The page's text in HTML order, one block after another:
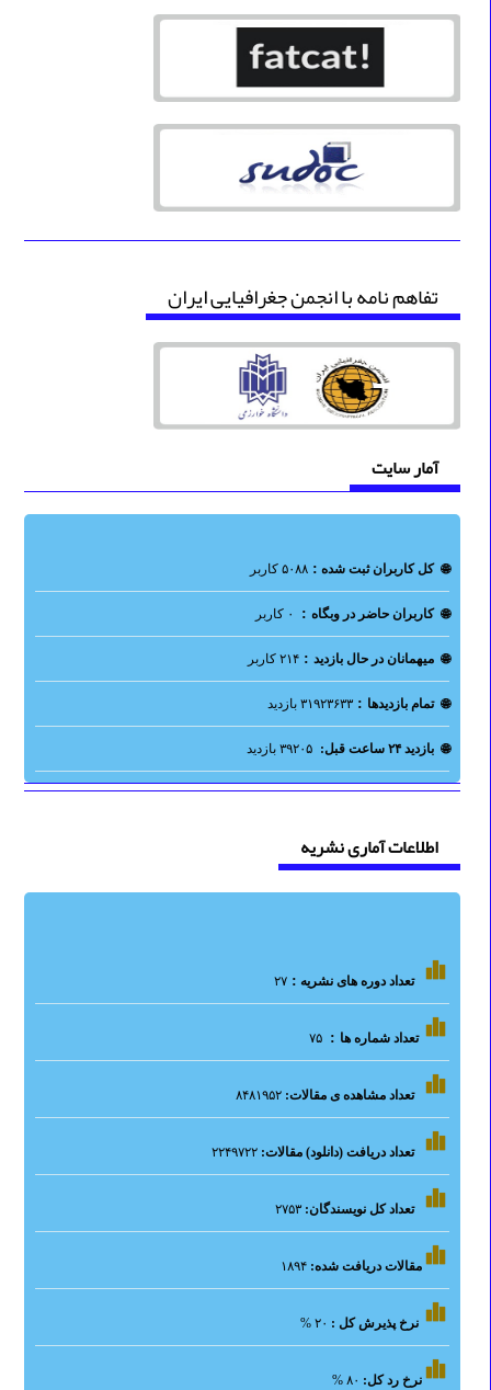
تفاهم نامه با انجمن جغرافیایی ایران
آمار سایت
🌐 کل کاربران ثبت شده : ۵۰۸۸ کاربر
🌐 کاربران حاضر در وبگاه : ۰ کاربر
🌐 میهمانان در حال بازدید: ۲۱۴ کاربر
🌐 تمام بازدید‌ها: ۳۱۹۲۳۶۳۳ بازدید
🌐 بازدید ۲۴ ساعت قبل: ۳۹۲۰۵ بازدید
اطلاعات آماری نشریه
تعداد دوره های نشریه : ۲۷
تعداد شماره ها : ۷۵
تعداد مشاهده ی مقالات: ۸۴۸۱۹۵۲
تعداد دریافت (دانلود) مقالات: ۲۲۴۹۷۲۲
تعداد کل نویسندگان: ۲۷۵۳
مقالات دریافت شده: ۱۸۹۴
نرخ پذیرش کل : ۲۰ %
نرخ رد کل: ۸۰ %